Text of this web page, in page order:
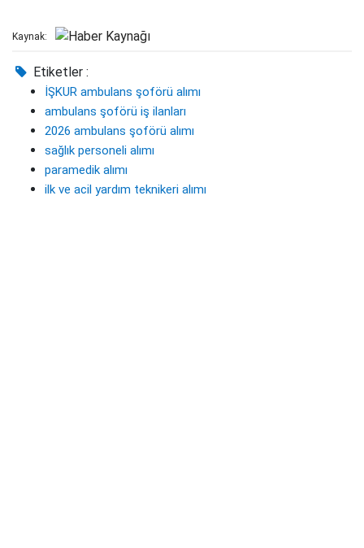
Kaynak:
Etiketler :
İŞKUR ambulans şoförü alımı
ambulans şoförü iş ilanları
2026 ambulans şoförü alımı
sağlık personeli alımı
paramedik alımı
ilk ve acil yardım teknikeri alımı